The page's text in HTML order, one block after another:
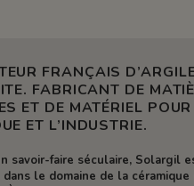
FRANÇAIS
FABRICANT DE
ET DE MATÉRIEL
ET L’INDUSTRIE.
savoir-faire séculaire, Solargil
le domaine de la